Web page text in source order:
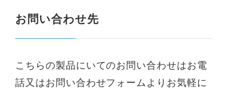
お問い合わせ先
こちらの製品にいてのお問い合わせはお電
話又はお問い合わせフォームよりお気軽に